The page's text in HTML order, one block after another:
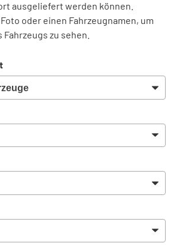
ausgeliefert werden können.
oder einen Fahrzeugnamen, um
zu sehen.